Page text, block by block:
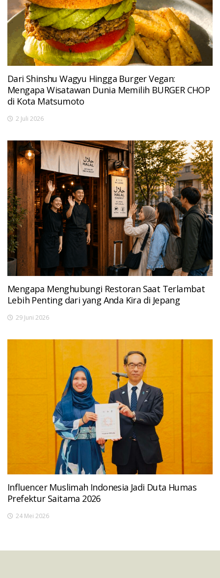
Dari Shinshu Wagyu Hingga Burger Vegan:
Mengapa Wisatawan Dunia Memilih BURGER CHOP
di Kota Matsumoto
2 Juli 2026
Mengapa Menghubungi Restoran Saat Terlambat
Lebih Penting dari yang Anda Kira di Jepang
29 Juni 2026
Influencer Muslimah Indonesia Jadi Duta Humas
Prefektur Saitama 2026
24 Mei 2026